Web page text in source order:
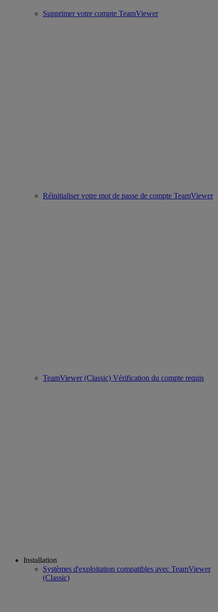
Supprimer votre compte TeamViewer
Réinitialiser votre mot de passe de compte TeamViewer
TeamViewer (Classic) Vérification du compte requis
Installation
Systèmes d'exploitation compatibles avec TeamViewer
(Classic)